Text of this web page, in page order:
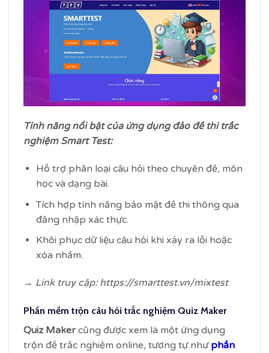
Tính năng nổi bật của ứng dụng đảo đề thi trắc
nghiệm Smart Test:
Hỗ trợ phân loại câu hỏi theo chuyên đề, môn
học và dạng bài.
Tích hợp tính năng bảo mật đề thi thông qua
đăng nhập xác thực.
Khôi phục dữ liệu câu hỏi khi xảy ra lỗi hoặc
xóa nhầm.
→ Link truy cập: https://smarttest.vn/mixtest
Phần mềm trộn câu hỏi trắc nghiệm Quiz Maker
Quiz Maker cũng được xem là một ứng dụng
trộn đề trắc nghiệm online, tương tự như phần